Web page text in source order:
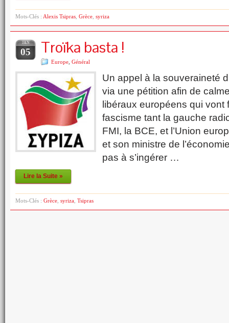
Mots-Clés : Alexis Tsipras Grèce syriza
JAN
05 Troïka basta !
Europe Général
Un appel à la souveraineté
via une pétition afin de
libéraux européens qui vont
fascisme tant la gauche
FMI, la BCE, et l’Union
et son ministre de
pas à s’ingérer …
Lire la Suite »
Mots-Clés : Grèce syriza Tsipras